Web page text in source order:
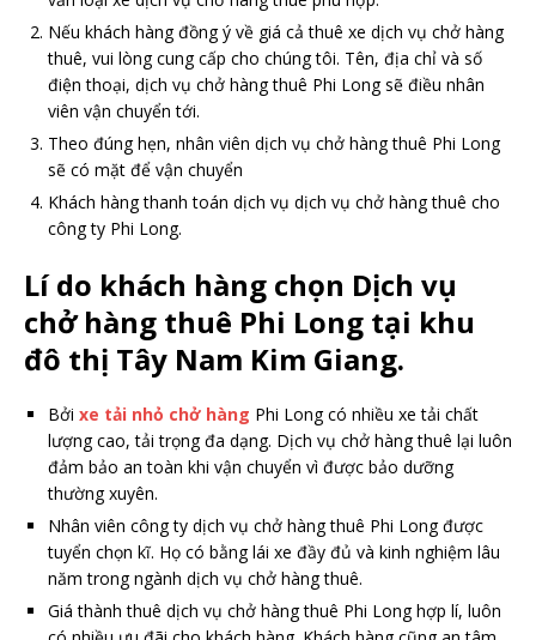
Nếu khách hàng đồng ý về giá cả thuê xe dịch vụ chở hàng
thuê, vui lòng cung cấp cho chúng tôi. Tên, địa chỉ và số
điện thoại, dịch vụ chở hàng thuê Phi Long sẽ điều nhân
viên vận chuyển tới.
Theo đúng hẹn, nhân viên dịch vụ chở hàng thuê Phi Long
sẽ có mặt để vận chuyển
Khách hàng thanh toán dịch vụ dịch vụ chở hàng thuê cho
công ty Phi Long.
Lí do khách hàng chọn Dịch vụ
chở hàng thuê Phi Long tại khu
đô thị Tây Nam Kim Giang.
Bởi xe tải nhỏ chở hàng Phi Long có nhiều xe tải chất
lượng cao, tải trọng đa dạng. Dịch vụ chở hàng thuê lại luôn
đảm bảo an toàn khi vận chuyển vì được bảo dưỡng
thường xuyên.
Nhân viên công ty dịch vụ chở hàng thuê Phi Long được
tuyển chọn kĩ. Họ có bằng lái xe đầy đủ và kinh nghiệm lâu
năm trong ngành dịch vụ chở hàng thuê.
Giá thành thuê dịch vụ chở hàng thuê Phi Long hợp lí, luôn